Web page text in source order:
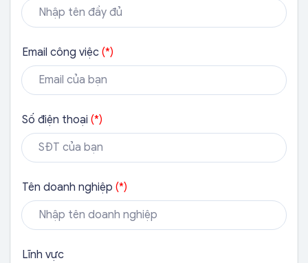
Email công việc (*)
Số điện thoại (*)
Tên doanh nghiệp (*)
Lĩnh vực